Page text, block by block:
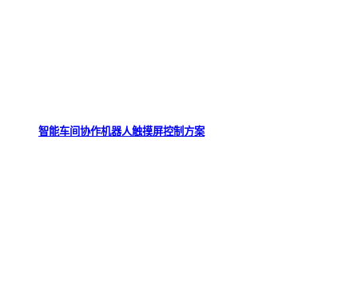
智能车间协作机器人触摸屏控制方案